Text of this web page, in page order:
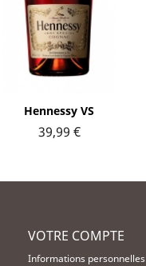
Hennessy VS
39,99 €
Aperçu rapide
VOTRE COMPTE
Informations personnelles